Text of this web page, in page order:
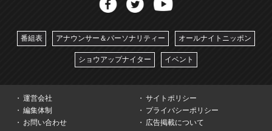
番組表 アナウンサー＆パーソナリティー オールナイトニッポン
ショウアップナイター イベント
運営会社
サイトポリシー
編集体制
プライバシーポリシー
お問い合わせ
広告掲載について